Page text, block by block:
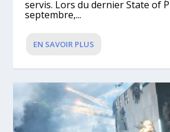
servis. Lors du dernier State of
septembre,...
EN SAVOIR PLUS